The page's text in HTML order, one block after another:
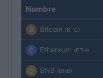
Nombre
Bitcoin (BTC)
Ethereum (ETH)
BNB (BNB)